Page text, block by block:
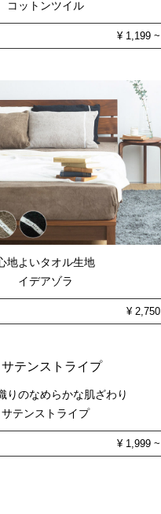
コットンツイル
¥ 1,199 ~
地よいタオル生地
イデアゾラ
¥ 2,750
りのなめらかな肌ざわり
サテンストライプ
¥ 1,999 ~